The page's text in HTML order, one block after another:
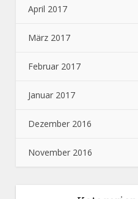
April 2017
März 2017
Februar 2017
Januar 2017
Dezember 2016
November 2016